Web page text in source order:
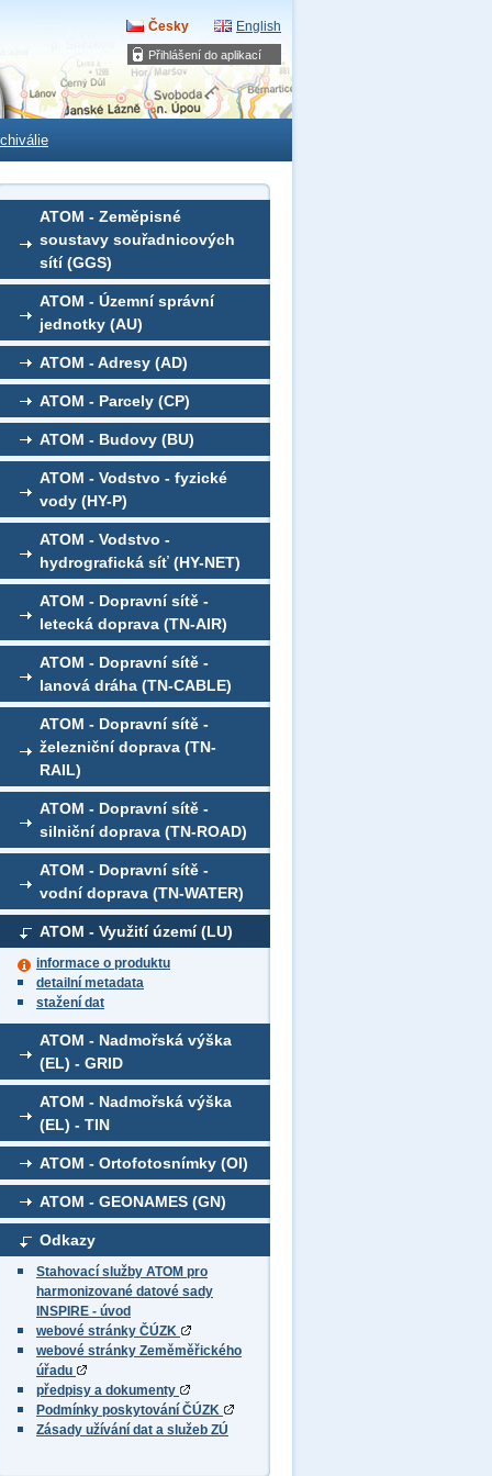
Přihlášení do aplikací
Česky English
ATOM - Zeměpisné
soustavy souřadnicových
sítí (GGS)
ATOM - Územní správní
jednotky (AU)
ATOM - Adresy (AD)
ATOM - Parcely (CP)
ATOM - Budovy (BU)
ATOM - Vodstvo - fyzické
vody (HY-P)
ATOM - Vodstvo -
hydrografická síť (HY-NET)
ATOM - Dopravní sítě -
letecká doprava (TN-AIR)
ATOM - Dopravní sítě -
lanová dráha (TN-CABLE)
ATOM - Dopravní sítě -
železniční doprava (TN-
RAIL)
ATOM - Dopravní sítě -
silniční doprava (TN-ROAD)
ATOM - Dopravní sítě -
vodní doprava (TN-WATER)
ATOM - Využití území (LU)
informace o produktu
detailní metadata
stažení dat
ATOM - Nadmořská výška
(EL) - GRID
ATOM - Nadmořská výška
(EL) - TIN
ATOM - Ortofotosnímky (OI)
ATOM - GEONAMES (GN)
Odkazy
Stahovací služby ATOM pro
harmonizované datové sady
INSPIRE - úvod
webové stránky ČÚZK
webové stránky Zeměměřického
úřadu
předpisy a dokumenty
Podmínky poskytování ČÚZK
Zásady užívání dat a služeb ZÚ